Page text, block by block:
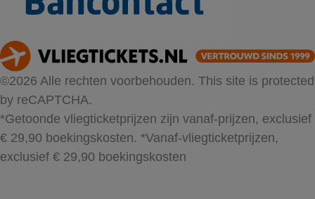
©2026 Alle rechten voorbehouden. This site is protected
by reCAPTCHA.
*Getoonde vliegticketprijzen zijn vanaf-prijzen, exclusief
€ 29,90 boekingskosten. *Vanaf-vliegticketprijzen,
exclusief € 29,90 boekingskosten